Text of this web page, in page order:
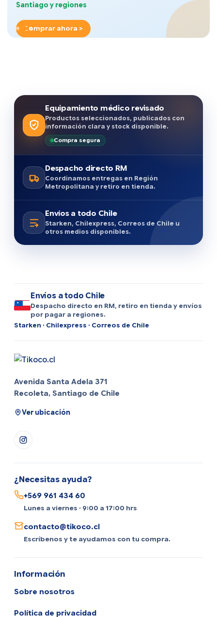
Santiago y regiones
Comprar ahora >
Equipamiento médico revisado
Productos seleccionados, publicados con
información clara y stock disponible.
Compra segura
Despacho directo RM
Coordinamos entregas en Región
Metropolitana y retiro en tienda.
Envíos a todo Chile
Starken, Chilexpress, Correos de Chile u
otros medios disponibles.
Envíos a todo Chile
Despacho directo en RM, retiro en tienda y envíos
por pagar a regiones.
Starken · Chilexpress · Correos de Chile
Avenida Santa Adela 371
Recoleta, Santiago de Chile
Ver ubicación
¿Necesitas ayuda?
+569 961 434 60
Lunes a viernes · 9:00 a 17:00 hrs
contacto@tikoco.cl
Escríbenos y te ayudamos con tu compra.
Información
Sobre nosotros
Política de privacidad